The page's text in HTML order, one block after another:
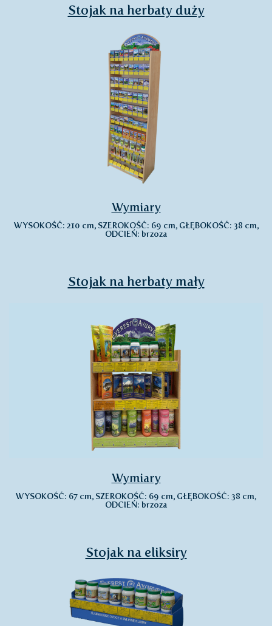
Stojak na herbaty duży
Wymiary
WYSOKOŚĆ: 210 cm, SZEROKOŚĆ: 69 cm, GŁĘBOKOŚĆ: 38 cm,
ODCIEŃ: brzoza
Stojak na herbaty mały
Wymiary
WYSOKOŚĆ: 67 cm, SZEROKOŚĆ: 69 cm, GŁĘBOKOŚĆ: 38 cm,
ODCIEŃ: brzoza
Stojak na eliksiry